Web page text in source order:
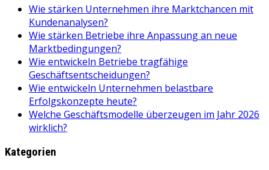
Wie stärken Unternehmen ihre Marktchancen mit
Kundenanalysen?
Wie stärken Betriebe ihre Anpassung an neue
Marktbedingungen?
Wie entwickeln Betriebe tragfähige
Geschäftsentscheidungen?
Wie entwickeln Unternehmen belastbare
Erfolgskonzepte heute?
Welche Geschäftsmodelle überzeugen im Jahr 2026
wirklich?
Kategorien